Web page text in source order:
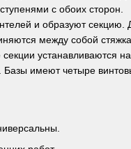
с обоих сторон.
и образуют секцию.
между собой
устанавливаются
имеют четыре